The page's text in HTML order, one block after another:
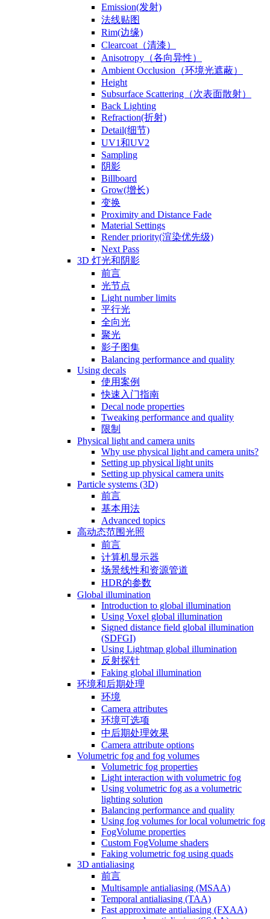
Emission(发射)
法线贴图
Rim(边缘)
Clearcoat（清漆）
Anisotropy（各向异性）
Ambient Occlusion（环境光遮蔽）
Height
Subsurface Scattering（次表面散射）
Back Lighting
Refraction(折射)
Detail(细节)
UV1和UV2
Sampling
阴影
Billboard
Grow(增长)
变换
Proximity and Distance Fade
Material Settings
Render priority(渲染优先级)
Next Pass
3D 灯光和阴影
前言
光节点
Light number limits
平行光
全向光
聚光
影子图集
Balancing performance and quality
Using decals
使用案例
快速入门指南
Decal node properties
Tweaking performance and quality
限制
Physical light and camera units
Why use physical light and camera units?
Setting up physical light units
Setting up physical camera units
Particle systems (3D)
前言
基本用法
Advanced topics
高动态范围光照
前言
计算机显示器
场景线性和资源管道
HDR的参数
Global illumination
Introduction to global illumination
Using Voxel global illumination
Signed distance field global illumination
(SDFGI)
Using Lightmap global illumination
反射探针
Faking global illumination
环境和后期处理
环境
Camera attributes
环境可选项
中后期处理效果
Camera attribute options
Volumetric fog and fog volumes
Volumetric fog properties
Light interaction with volumetric fog
Using volumetric fog as a volumetric
lighting solution
Balancing performance and quality
Using fog volumes for local volumetric fog
FogVolume properties
Custom FogVolume shaders
Faking volumetric fog using quads
3D antialiasing
前言
Multisample antialiasing (MSAA)
Temporal antialiasing (TAA)
Fast approximate antialiasing (FXAA)